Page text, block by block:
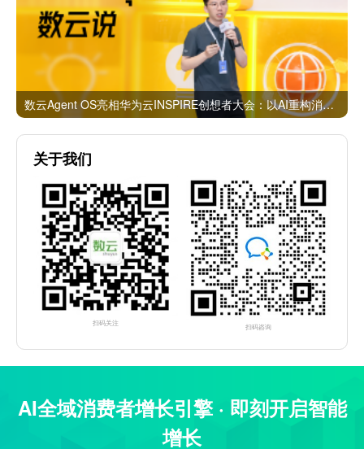
数云Agent OS亮相华为云INSPIRE创想者大会：以AI重构消费者运营与零售营销新范式
关于我们
扫码关注 扫码咨询
AI全域消费者增长引擎 · 即刻开启智能
增长